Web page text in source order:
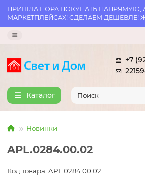
ПРИШЛА ПОРА ПОКУПАТЬ НАПРЯМУЮ,
МАРКЕТПЛЕЙСАХ! СДЕЛАЕМ ДЕШЕВЛЕ!
+7
Каталог
Новинки
APL.0284.00.02
Код товара: APL.0284.00.02